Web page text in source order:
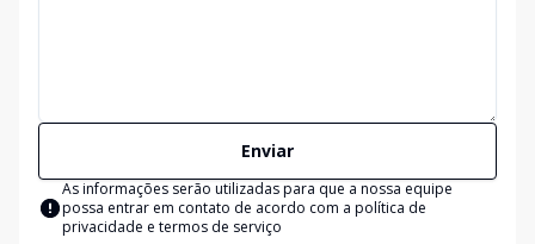
Enviar
As informações serão utilizadas para que a nossa equipe
possa entrar em contato de acordo com a política de
privacidade e termos de serviço